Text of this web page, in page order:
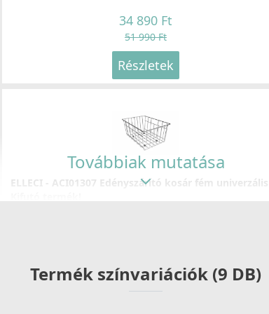
109 990 Ft
34 890 Ft
51 990 Ft
Részletek
ELLECI - ACI01307 Edényszárító kosár fém univerzális -
Továbbiak mutatása
Termék színvariációk (9 DB)